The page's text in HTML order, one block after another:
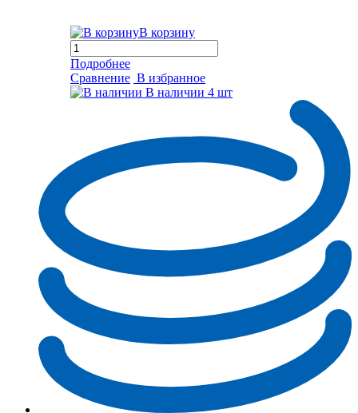
В корзину
Подробнее
Сравнение В избранное
В наличии 4 шт